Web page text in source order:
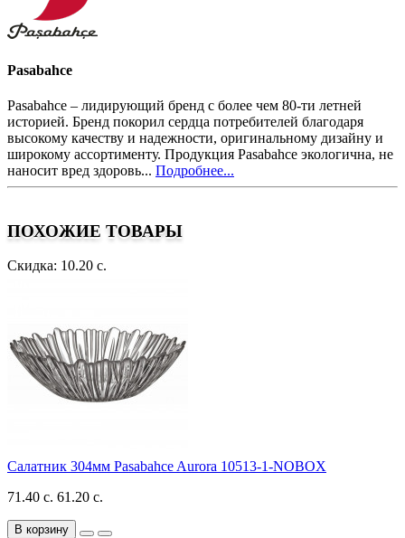
Pasabahce
Pasabahce – лидирующий бренд с более чем 80-ти летней
историей. Бренд покорил сердца потребителей благодаря
высокому качеству и надежности, оригинальному дизайну и
широкому ассортименту. Продукция Pasabahce экологична, не
наносит вред здоровь... Подробнее...
ПОХОЖИЕ ТОВАРЫ
Скидка: 10.20 с.
Салатник 304мм Pasabahce Aurora 10513-1-NOBOX
71.40 с. 61.20 с.
В корзину